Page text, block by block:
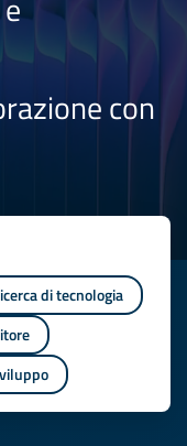
con
di tecnologia